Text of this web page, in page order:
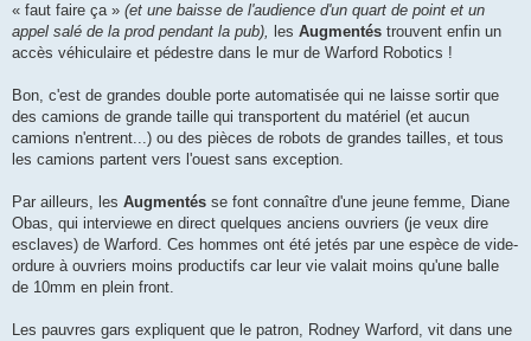
« faut faire ça » (et une baisse de l'audience d'un quart de point et un
appel salé de la prod pendant la pub), les Augmentés trouvent enfin un
accès véhiculaire et pédestre dans le mur de Warford Robotics !
Bon, c'est de grandes double porte automatisée qui ne laisse sortir que
des camions de grande taille qui transportent du matériel (et aucun
camions n'entrent...) ou des pièces de robots de grandes tailles, et tous
les camions partent vers l'ouest sans exception.
Par ailleurs, les Augmentés se font connaître d'une jeune femme, Diane
Obas, qui interviewe en direct quelques anciens ouvriers (je veux dire
esclaves) de Warford. Ces hommes ont été jetés par une espèce de vide-
ordure à ouvriers moins productifs car leur vie valait moins qu'une balle
de 10mm en plein front.
Les pauvres gars expliquent que le patron, Rodney Warford, vit dans une